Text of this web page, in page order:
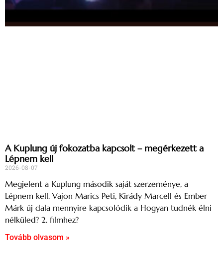
A Kuplung új fokozatba kapcsolt – megérkezett a
Lépnem kell
2026-08-07
Megjelent a Kuplung második saját szerzeménye, a
Lépnem kell. Vajon Marics Peti, Kirády Marcell és Ember
Márk új dala mennyire kapcsolódik a Hogyan tudnék élni
nélküled? 2. filmhez?
Tovább olvasom »